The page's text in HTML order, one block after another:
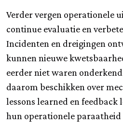
Verder vergen operationele
continue evaluatie en
Incidenten en dreigingen
kunnen nieuwe
eerder niet waren
daarom beschikken over
lessons learned en feedback
hun operationele paraatheid